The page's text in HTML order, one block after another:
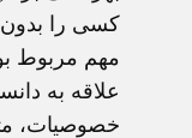
کسی را بدون
مهم مربوط
علاقه به
خصوصيات،